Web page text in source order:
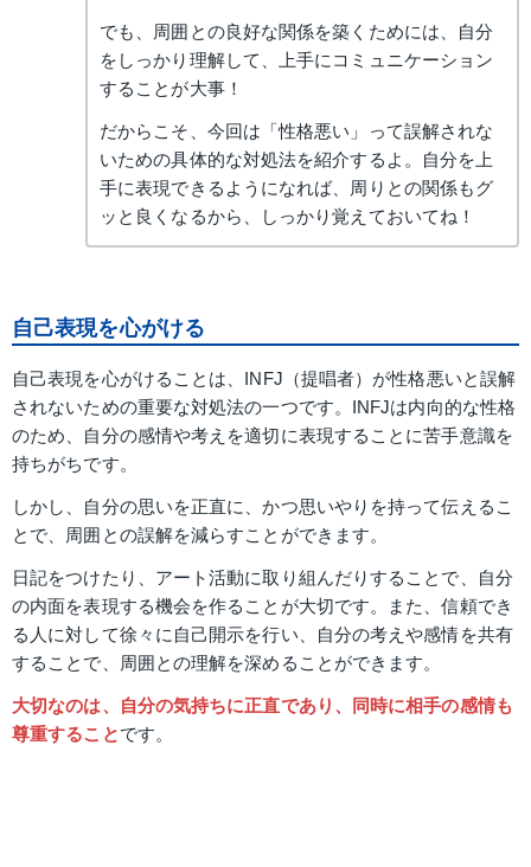
でも、周囲との良好な関係を築くためには、自分
をしっかり理解して、上手にコミュニケーション
することが大事！
だからこそ、今回は「性格悪い」って誤解されな
いための具体的な対処法を紹介するよ。自分を上
手に表現できるようになれば、周りとの関係もグ
ッと良くなるから、しっかり覚えておいてね！
自己表現を心がける
自己表現を心がけることは、INFJ（提唱者）が性格悪いと誤解
されないための重要な対処法の一つです。INFJは内向的な性格
のため、自分の感情や考えを適切に表現することに苦手意識を
持ちがちです。
しかし、自分の思いを正直に、かつ思いやりを持って伝えるこ
とで、周囲との誤解を減らすことができます。
日記をつけたり、アート活動に取り組んだりすることで、自分
の内面を表現する機会を作ることが大切です。また、信頼でき
る人に対して徐々に自己開示を行い、自分の考えや感情を共有
することで、周囲との理解を深めることができます。
大切なのは、自分の気持ちに正直であり、同時に相手の感情も
尊重することです。